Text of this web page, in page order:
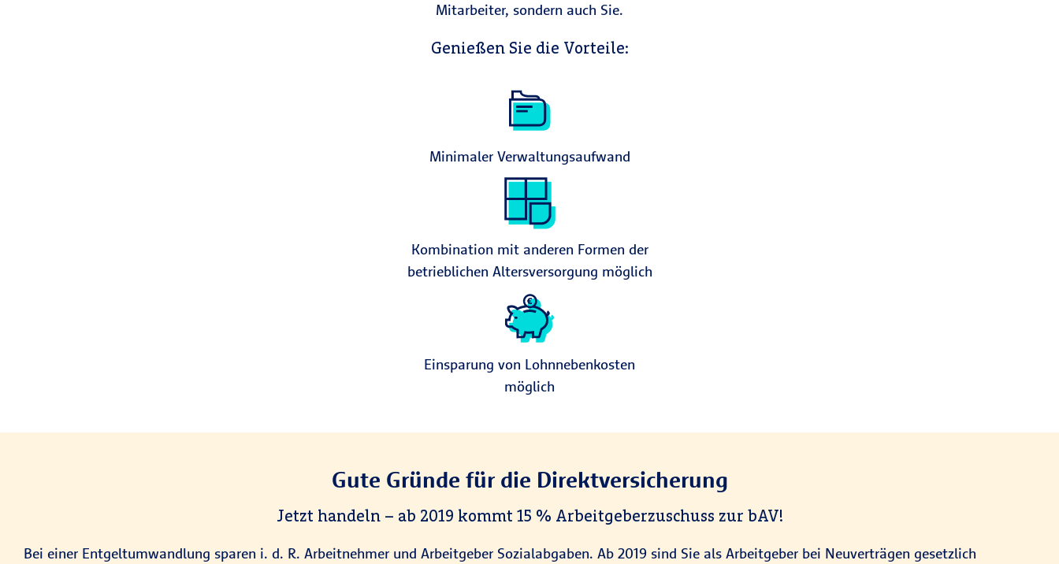
Mitarbeiter, sondern auch Sie.
Genießen Sie die Vorteile:
Minimaler Verwaltungsaufwand
Kombination mit anderen Formen der
betrieblichen Altersversorgung möglich
Einsparung von Lohnnebenkosten
möglich
Gute Gründe für die Direktversicherung
Jetzt handeln – ab 2019 kommt 15 % Arbeitgeberzuschuss zur bAV!
Bei einer Entgeltumwandlung sparen i. d. R. Arbeitnehmer und Arbeitgeber Sozialabgaben. Ab 2019 sind Sie als Arbeitgeber bei Neuverträgen gesetzlich